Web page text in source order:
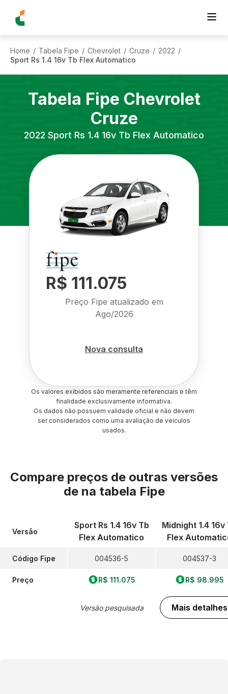
Home / Tabela Fipe / Chevrolet / Cruze / 2022 /
Sport Rs 1.4 16v Tb Flex Automatico
Tabela Fipe Chevrolet
Cruze
2022 Sport Rs 1.4 16v Tb Flex Automatico
R$ 111.075
Preço Fipe atualizado em
Ago/2026
Nova consulta
Os valores exibidos são meramente referenciais e têm
finalidade exclusivamente informativa.
Os dados não possuem validade oficial e não devem
ser considerados como uma avaliação de veículos
usados.
Compare preços de outras versões
de na tabela Fipe
Versão
Código Fipe
Preço
Sport Rs 1.4 16v Tb
Flex Automatico
004536-5
R$ 111.075
Versão pesquisada
Midnight 1.4 16v
Flex
004537-3
R$ 98.995
Mais detalhes